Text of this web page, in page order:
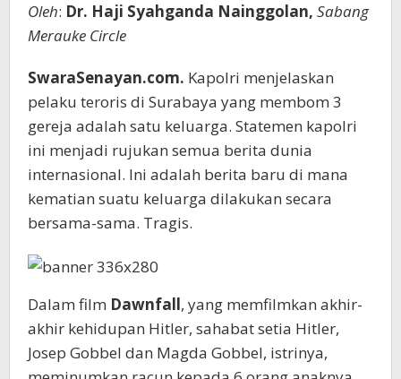
Oleh: Dr. Haji Syahganda Nainggolan, Sabang
Merauke Circle
SwaraSenayan.com. Kapolri menjelaskan
pelaku teroris di Surabaya yang membom 3
gereja adalah satu keluarga. Statemen kapolri
ini menjadi rujukan semua berita dunia
internasional. Ini adalah berita baru di mana
kematian suatu keluarga dilakukan secara
bersama-sama. Tragis.
Dalam film Dawnfall, yang memfilmkan akhir-
akhir kehidupan Hitler, sahabat setia Hitler,
Josep Gobbel dan Magda Gobbel, istrinya,